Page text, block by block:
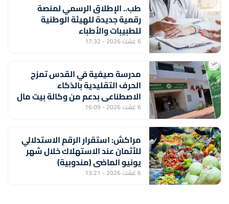
طب.. الإطلاق الرسمي لمنصة
رقمية جديدة للهيئة الوطنية
للطبيبات والأطباء
6 غشت 2026 - 17:32
مدرسة صيفية في القدس تمزج
الحرف التقليدية بالذكاء
الاصطناعي بدعم من وكالة بيت مال
القدس الشريف
6 غشت 2026 - 16:09
مراكش: استقرار الرقم الاستدلالي
للأثمان عند الاستهلاك خلال شهر
يونيو الماضي (مندوبية)
6 غشت 2026 - 13:21